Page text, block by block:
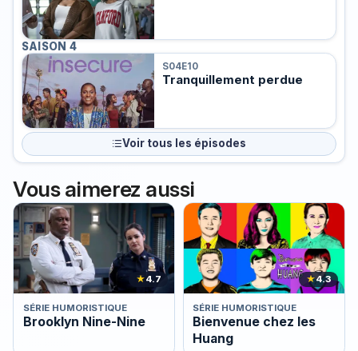
SAISON 4
S04E10
Tranquillement perdue
Voir tous les épisodes
Vous aimerez aussi
★4.7
SÉRIE HUMORISTIQUE
Brooklyn Nine-Nine
★4.3
SÉRIE HUMORISTIQUE
Bienvenue chez les
Huang